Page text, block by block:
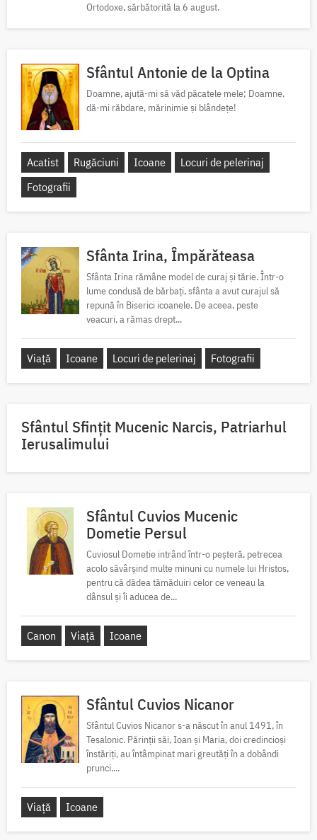
Ortodoxe, sărbătorită la 6 august.
Sfântul Antonie de la Optina
Doamne, ajută-mi să văd păcatele mele; Doamne,
dă-mi răbdare, mărinimie şi blândeţe!
Acatist Rugăciuni Icoane
Locuri de pelerinaj
Fotografii
Sfânta Irina, Împărăteasa
Sfânta Irina rămâne model de curaj și tărie. Într-o
lume condusă de bărbați, sfânta a avut curajul să
repună în Biserici icoanele. De aceea, peste
veacuri, a rămas drept...
Viață Icoane Locuri de pelerinaj Fotografii
Sfântul Sfinţit Mucenic Narcis, Patriarhul
Ierusalimului
Sfântul Cuvios Mucenic
Dometie Persul
Cuviosul Dometie intrând într-o peșteră, petrecea
acolo săvârșind multe minuni cu numele lui Hristos,
pentru că dădea tămăduiri celor ce veneau la
dânsul și îi aducea de...
Canon Viață Icoane
Sfântul Cuvios Nicanor
Sfântul Cuvios Nicanor s-a născut în anul 1491, în
Tesalonic. Părinții săi, Ioan și Maria, doi credincioși
înstăriți, au întâmpinat mari greutăți în a dobândi
prunci....
Viață Icoane